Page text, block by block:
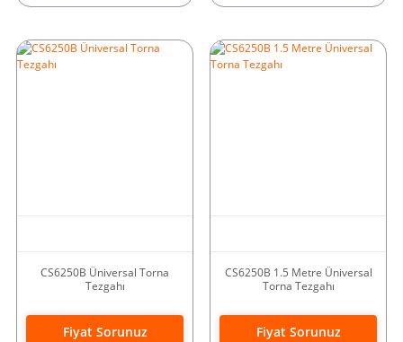
CS6250B Üniversal Torna
Tezgahı
Fiyat Sorunuz
CS6250B 1.5 Metre Üniversal
Torna Tezgahı
Fiyat Sorunuz